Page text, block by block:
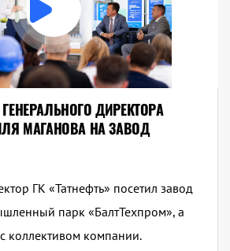
ДИРЕКТОРА
МАГАНОВА НА ЗАВОД
ГК «Татнефть» посетил завод
парк «БалтТехпром», а
коллективом компании.